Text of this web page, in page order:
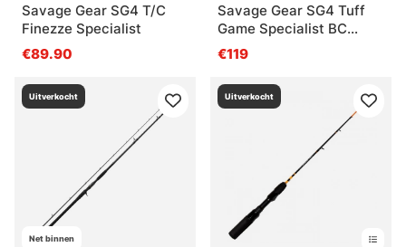
Savage Gear SG4 T/C
Finezze Specialist
€89.90
Savage Gear SG4 Tuff
Game Specialist BC
8'6''/2.59m MF 90-
190g/3XH 2sec
€119
Net binnen
Uitverkocht Uitverkocht